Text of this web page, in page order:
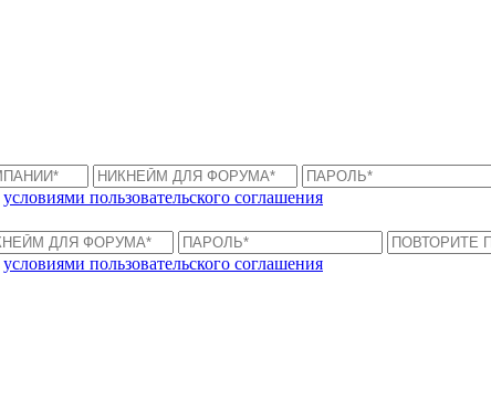
условиями пользовательского соглашения
условиями пользовательского соглашения